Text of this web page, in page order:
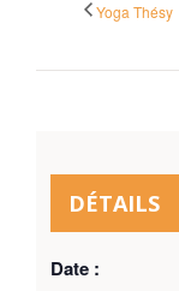
Yoga Thésy
DÉTAILS
Date :